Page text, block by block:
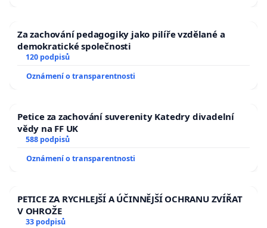
Za zachování pedagogiky jako pilíře vzdělané a
demokratické společnosti
120 podpisů
Oznámení o transparentnosti
Petice za zachování suverenity Katedry divadelní
vědy na FF UK
588 podpisů
Oznámení o transparentnosti
PETICE ZA RYCHLEJŠÍ A ÚČINNĚJŠÍ OCHRANU ZVÍŘAT
V OHROŽE
33 podpisů